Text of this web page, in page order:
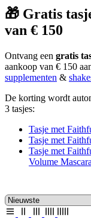
🎁 Gratis
van € 150
Ontvang een gratis
aankoop van € 150
supplementen &
De korting wordt
3 tasjes:
Tasje met
Tasje met
Tasje met
Volume Mascara